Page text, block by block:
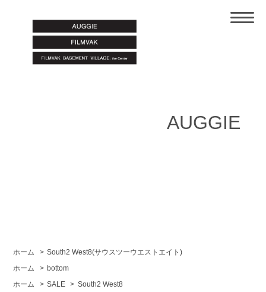
AUGGIE
ホーム > South2 West8(サウスツーウエストエイト)
ホーム
> bottom
ホーム
> SALE > South2 West8